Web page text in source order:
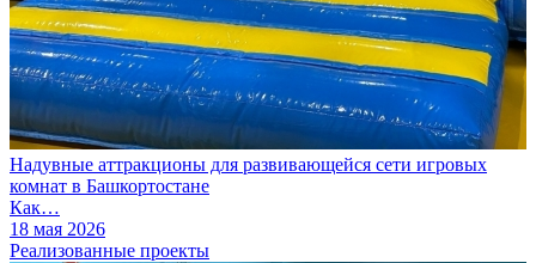
Надувные аттракционы для развивающейся сети игровых
комнат в Башкортостане
Как…
18 мая 2026
Реализованные проекты